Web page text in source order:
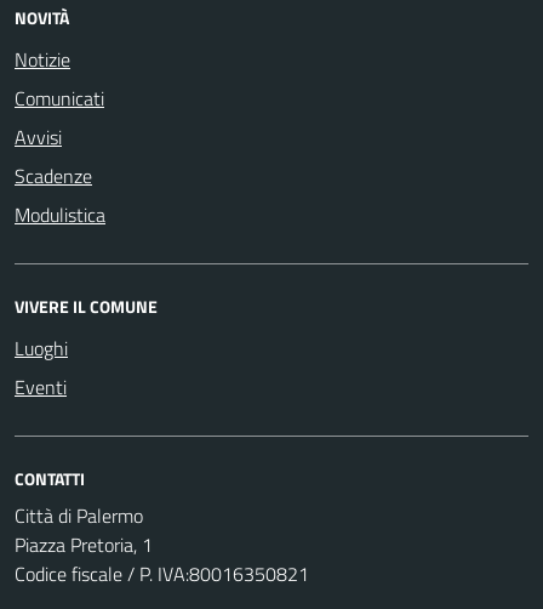
NOVITÀ
Notizie
Comunicati
Avvisi
Scadenze
Modulistica
VIVERE IL COMUNE
Luoghi
Eventi
CONTATTI
Città di Palermo
Piazza Pretoria, 1
Codice fiscale / P. IVA:80016350821